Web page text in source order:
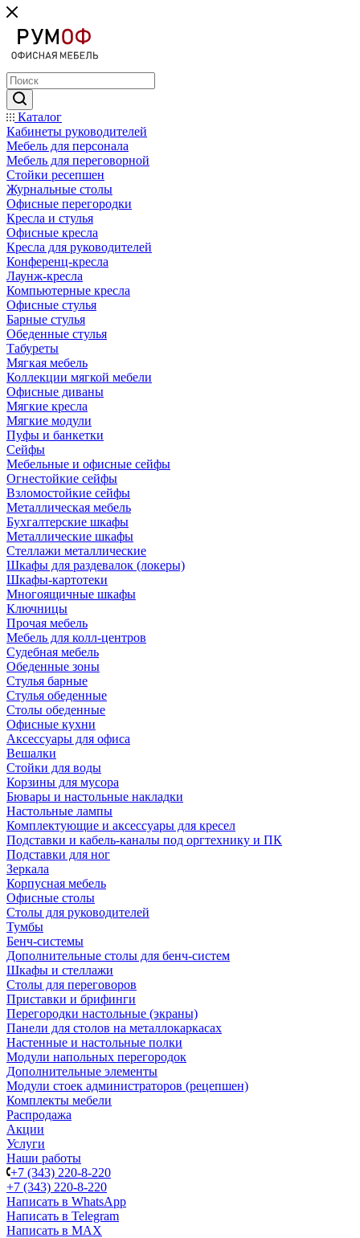
Каталог
Кабинеты руководителей
Мебель для персонала
Мебель для переговорной
Стойки ресепшен
Журнальные столы
Офисные перегородки
Кресла и стулья
Офисные кресла
Кресла для руководителей
Конференц-кресла
Лаунж-кресла
Компьютерные кресла
Офисные стулья
Барные стулья
Обеденные стулья
Табуреты
Мягкая мебель
Коллекции мягкой мебели
Офисные диваны
Мягкие кресла
Мягкие модули
Пуфы и банкетки
Сейфы
Мебельные и офисные сейфы
Огнестойкие сейфы
Взломостойкие сейфы
Металлическая мебель
Бухгалтерские шкафы
Металлические шкафы
Стеллажи металлические
Шкафы для раздевалок (локеры)
Шкафы-картотеки
Многоящичные шкафы
Ключницы
Прочая мебель
Мебель для колл-центров
Судебная мебель
Обеденные зоны
Стулья барные
Стулья обеденные
Столы обеденные
Офисные кухни
Аксессуары для офиса
Вешалки
Стойки для воды
Корзины для мусора
Бювары и настольные накладки
Настольные лампы
Комплектующие и аксессуары для кресел
Подставки и кабель-каналы под оргтехнику и ПК
Подставки для ног
Зеркала
Корпусная мебель
Офисные столы
Столы для руководителей
Тумбы
Бенч-системы
Дополнительные столы для бенч-систем
Шкафы и стеллажи
Столы для переговоров
Приставки и брифинги
Перегородки настольные (экраны)
Панели для столов на металлокаркасах
Настенные и настольные полки
Модули напольных перегородок
Дополнительные элементы
Модули стоек администраторов (рецепшен)
Комплекты мебели
Распродажа
Акции
Услуги
Наши работы
+7 (343) 220-8-220
+7 (343) 220-8-220
Написать в WhatsApp
Написать в Telegram
Написать в MAX